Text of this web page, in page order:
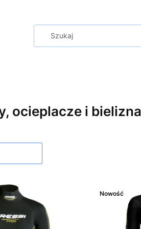
ocieplacze i
Nowość